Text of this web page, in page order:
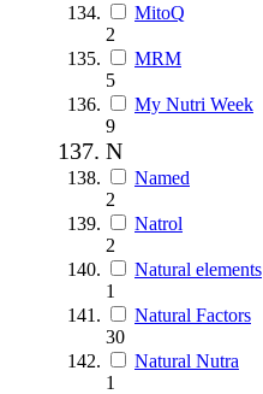
MitoQ
2
MRM
5
My Nutri Week
9
N
Named
2
Natrol
2
Natural elements
1
Natural Factors
30
Natural Nutra
1